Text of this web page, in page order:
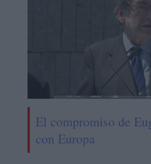
El compromiso de
con Europa